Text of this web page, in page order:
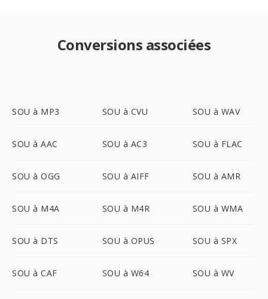
Conversions associées
SOU à MP3 SOU à CVU SOU à WAV
SOU à AAC SOU à AC3 SOU à FLAC
SOU à OGG SOU à AIFF SOU à AMR
SOU à M4A SOU à M4R SOU à WMA
SOU à DTS SOU à OPUS SOU à SPX
SOU à CAF SOU à W64 SOU à WV